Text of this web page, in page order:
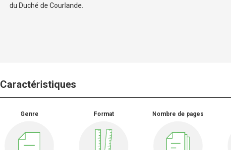
du Duché de Courlande.
Caractéristiques
Genre Format Nombre de pages